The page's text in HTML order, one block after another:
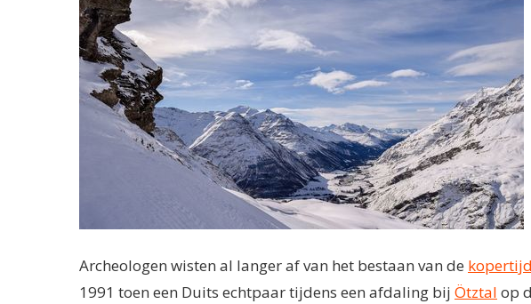
Archeologen wisten al langer af van het bestaan van de kopertijd
1991 toen een Duits echtpaar tijdens een afdaling bij Ötztal op